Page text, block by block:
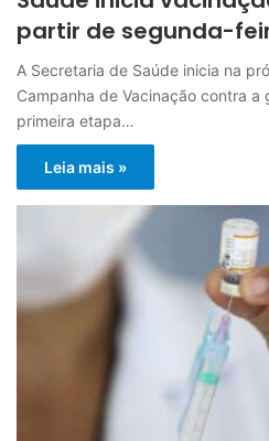
partir de segunda-
A Secretaria de Saúde inicia na
Campanha de Vacinação contra a
primeira etapa…
Leia mais »